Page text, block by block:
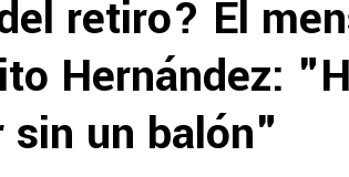
retiro? El
Hernández:
sin un balón"